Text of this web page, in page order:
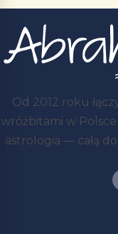
Od 2012 roku
wróżbitami w
astrologia — całą